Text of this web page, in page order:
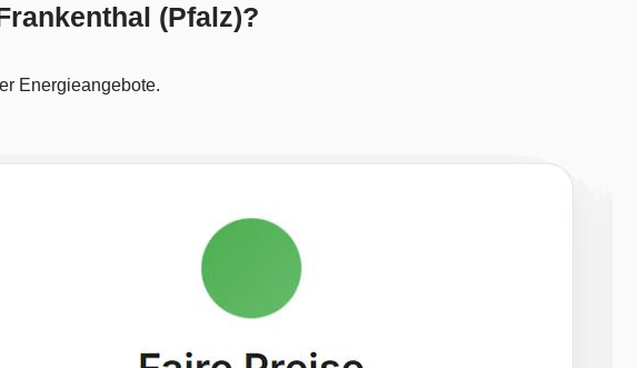
(Pfalz)?
Energieangebote.